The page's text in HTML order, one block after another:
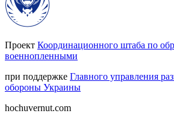
Проект Координационного штаба по
военнопленными
при поддержке Главного управления
обороны Украины
hochuvernut.com